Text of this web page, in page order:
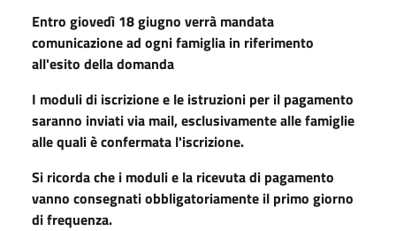
Entro giovedì 18 giugno verrà mandata
comunicazione ad ogni famiglia in riferimento
all'esito della domanda
I moduli di iscrizione e le istruzioni per il pagamento
saranno inviati via mail, esclusivamente alle famiglie
alle quali è confermata l'iscrizione.
Si ricorda che i moduli e la ricevuta di pagamento
vanno consegnati obbligatoriamente il primo giorno
di frequenza.